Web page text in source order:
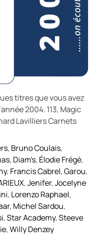
titres que vous avez
2004. 113, Magic
Lavilliers Carnets
, Bruno Coulais,
, Diam's, Élodie Frégé,
, Francis Cabrel,Garou,
,Jenifer,Jocelyne
, Lorenzo Raphael,
, Michel Sardou,
,Star Academy,Steeve
,Willy Denzey